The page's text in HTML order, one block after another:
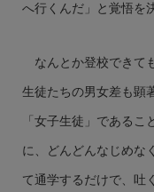
へ行くんだ」と覚悟を
なんとか登校できて
生徒たちの男女差も顕
「女子生徒」である
に、どんどんなじめな
て通学するだけで、吐